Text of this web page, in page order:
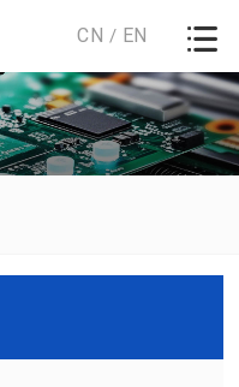
CN / EN